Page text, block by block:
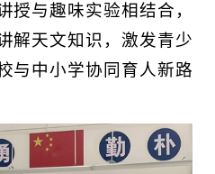
授与趣味实验相结合，
解天文知识，激发青少
与中小学协同育人新路